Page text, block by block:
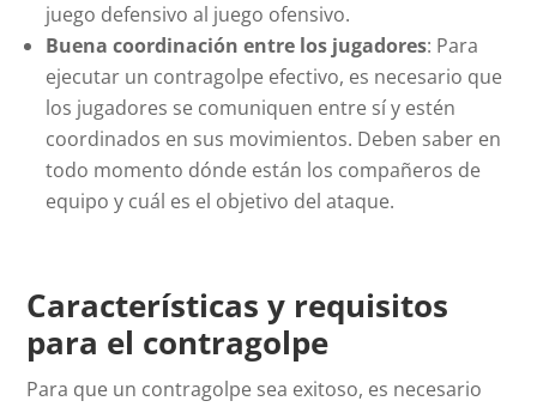
juego defensivo al juego ofensivo.
Buena coordinación entre los jugadores: Para
ejecutar un contragolpe efectivo, es necesario que
los jugadores se comuniquen entre sí y estén
coordinados en sus movimientos. Deben saber en
todo momento dónde están los compañeros de
equipo y cuál es el objetivo del ataque.
Características y requisitos
para el contragolpe
Para que un contragolpe sea exitoso, es necesario